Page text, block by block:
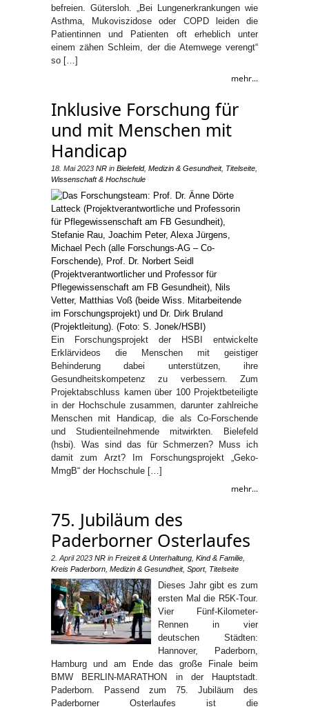
befreien. Gütersloh. „Bei Lungenerkrankungen wie
Asthma, Mukoviszidose oder COPD leiden die
Patientinnen und Patienten oft erheblich unter
einem zähen Schleim, der die Atemwege verengt“
so […]
mehr...
Inklusive Forschung für
und mit Menschen mit
Handicap
18. Mai 2023 NR in Bielefeld, Medizin & Gesundheit, Titelseite
Wissenschaft & Hochschule
Ein Forschungsprojekt der HSBI entwickelte
Erklärvideos die Menschen mit geistiger
Behinderung dabei unterstützen, ihre
Gesundheitskompetenz zu verbessern. Zum
Projektabschluss kamen über 100 Projektbeteiligte
in der Hochschule zusammen, darunter zahlreiche
Menschen mit Handicap, die als Co-Forschende
und Studienteilnehmende mitwirkten. Bielefeld
(hsbi). Was sind das für Schmerzen? Muss ich
damit zum Arzt? Im Forschungsprojekt „Geko-
MmgB“ der Hochschule […]
mehr...
75. Jubiläum des
Paderborner Osterlaufes
2. April 2023 NR in Freizeit & Unterhaltung Kind & Familie
Kreis Paderborn Medizin & Gesundheit, Sport, Titelseite
Dieses Jahr gibt es zum
ersten Mal die R5K-Tour.
Vier Fünf-Kilometer-
Rennen in vier
deutschen Städten:
Hannover, Paderborn,
Hamburg und am Ende das große Finale beim
BMW BERLIN-MARATHON in der Hauptstadt.
Paderborn. Passend zum 75. Jubiläum des
Paderborner Osterlaufes ist die